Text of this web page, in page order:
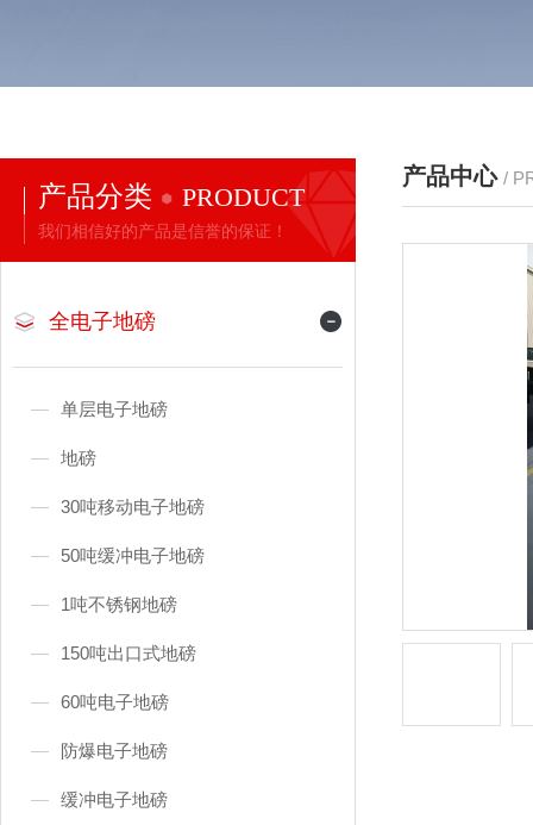
产品分类 PRODUCT
我们相信好的产品是信誉的保证！
全电子地磅
单层电子地磅
地磅
30吨移动电子地磅
50吨缓冲电子地磅
1吨不锈钢地磅
150吨出口式地磅
60吨电子地磅
防爆电子地磅
缓冲电子地磅
产品中心 /